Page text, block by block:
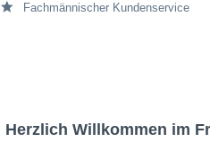
Herzlich Willkommen im
Fachmännischer Kundenservice